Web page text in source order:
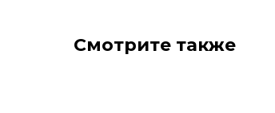
Смотрите также